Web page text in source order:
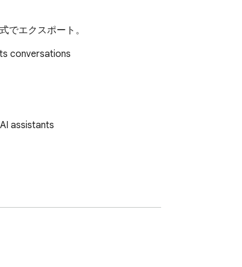
でエクスポート。
conversations